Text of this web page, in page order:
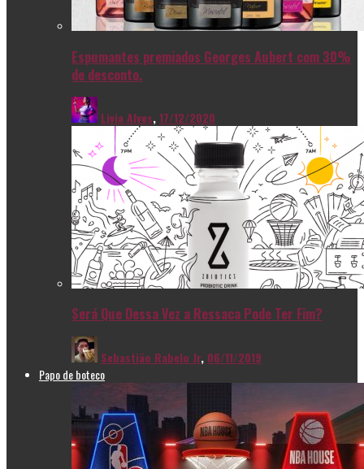
Espumantes premiados Georges Aubert com 30%
de desconto.
Livia Alves,17/12/2020
Será Que Dessa Vez a Ressaca Pode Ter Fim?
Sebastião Rabelo Jr, 06/11/2019
Papo de boteco